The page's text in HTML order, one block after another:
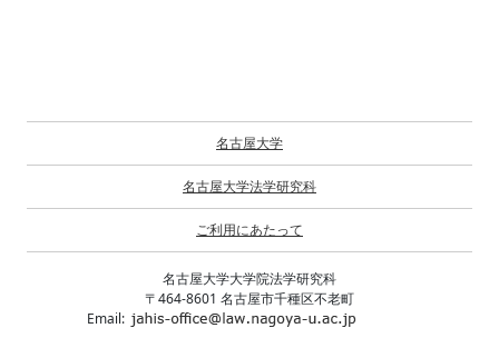
名古屋大学
名古屋大学法学研究科
ご利用にあたって
名古屋大学大学院法学研究科
〒464-8601 名古屋市千種区不老町
Email: